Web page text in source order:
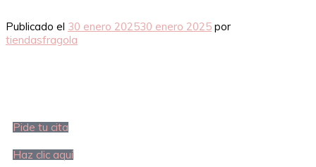
Publicado el 30 enero 202530 enero 2025 por
tiendasfragola
Pide tu cita
Haz clic aquí